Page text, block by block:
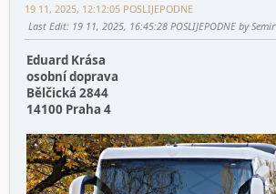
19 11, 2025, 12:12:05 POSLIJEPODNE
Last Edit: 19 11, 2025, 16:45:28 POSLIJEPODNE by Semir
Eduard Krása
osobní doprava
Bělčická 2844
14100 Praha 4